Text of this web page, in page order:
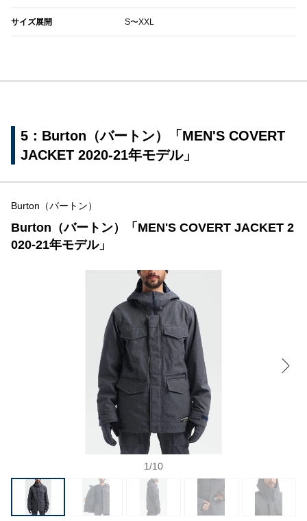
サイズ展開 S〜XXL
5：Burton（バートン）「MEN'S COVERT
JACKET 2020-21年モデル」
Burton（バートン）
Burton（バートン）「MEN'S COVERT JACKET 2
020-21年モデル」
1/10